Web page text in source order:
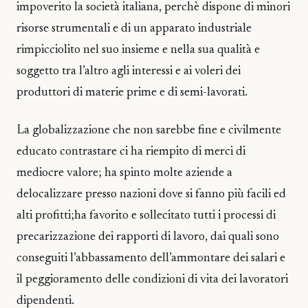
impoverito la società italiana, perchè dispone di minori
risorse strumentali e di un apparato industriale
rimpicciolito nel suo insieme e nella sua qualità e
soggetto tra l’altro agli interessi e ai voleri dei
produttori di materie prime e di semi-lavorati.
La globalizzazione che non sarebbe fine e civilmente
educato contrastare ci ha riempito di merci di
mediocre valore; ha spinto molte aziende a
delocalizzare presso nazioni dove si fanno più facili ed
alti profitti;ha favorito e sollecitato tutti i processi di
precarizzazione dei rapporti di lavoro, dai quali sono
conseguiti l’abbassamento dell’ammontare dei salari e
il peggioramento delle condizioni di vita dei lavoratori
dipendenti.